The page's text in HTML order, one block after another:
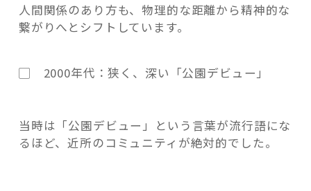
人間関係のあり方も、物理的な距離から精神的な
繋がりへとシフトしています。
▢ 2000年代：狭く、深い「公園デビュー」
当時は「公園デビュー」という言葉が流行語にな
るほど、近所のコミュニティが絶対的でした。